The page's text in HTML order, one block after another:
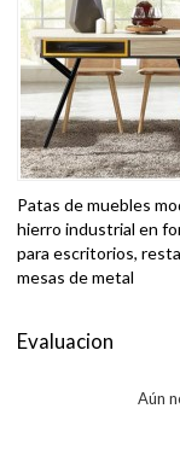
Patas de muebles
hierro industrial en
para escritorios,
mesas de metal
Evaluacion
Aún